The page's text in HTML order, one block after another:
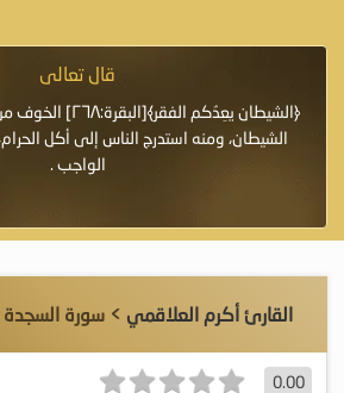
قال تعالى
﴿الشيطان يعِدُكم
الشيطان، ومنه استدرج الناس إلى أكل
الواجب .
القارئ أكرم العلاقمي > سورة السجدة
0.00